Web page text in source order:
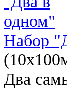
Набор
Два